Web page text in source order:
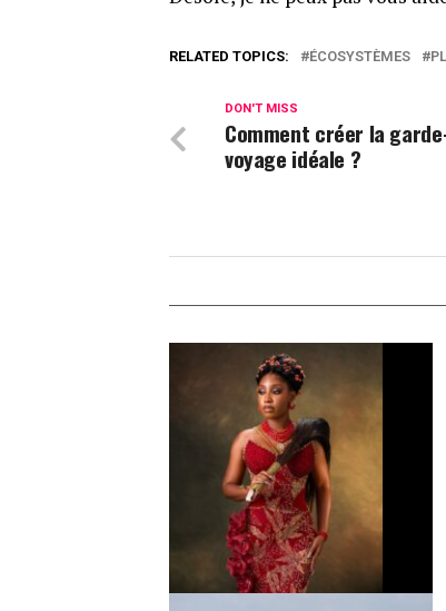
RELATED TOPICS: ÉCOSYSTÈMES
DON'T MISS
Comment créer la
voyage idéale ?